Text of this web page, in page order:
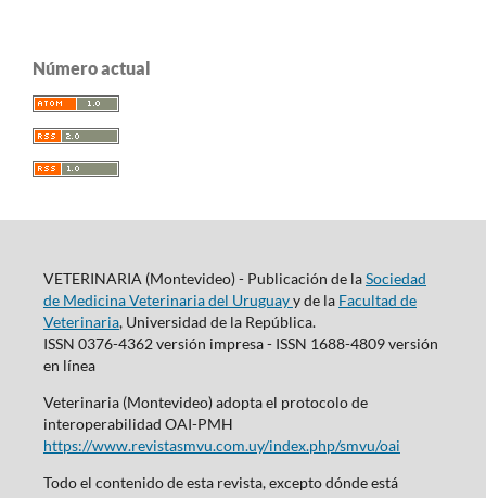
Número actual
VETERINARIA (Montevideo) - Publicación de laSociedad
de Medicina Veterinaria del Uruguayy de la Facultad de
Veterinaria, Universidad de la República.
ISSN 0376-4362 versión impresa - ISSN 1688-4809 versión
en línea
Veterinaria (Montevideo) adopta el protocolo de
interoperabilidad OAI-PMH
https://www.revistasmvu.com.uy/index.php/smvu/oai
Todo el contenido de esta revista, excepto dónde está